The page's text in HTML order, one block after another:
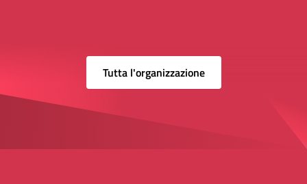
Tutta l'organizzazione